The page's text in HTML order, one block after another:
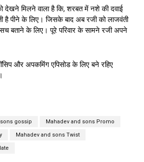
देखने मिलने वाला है कि, शरबत में नशे की दवाई
है पीने के लिए। जिसके बाद अब रजी को लाजवंती
बताने के लिए। पूरे परिवार के सामने रजी अपने
और अपकमिंग एपिसोड के लिए बने रहिए
gossip Mahadev and sons Promo
Mahadev and sons Twist